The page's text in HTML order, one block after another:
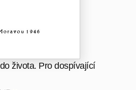
života. Pro dospívající